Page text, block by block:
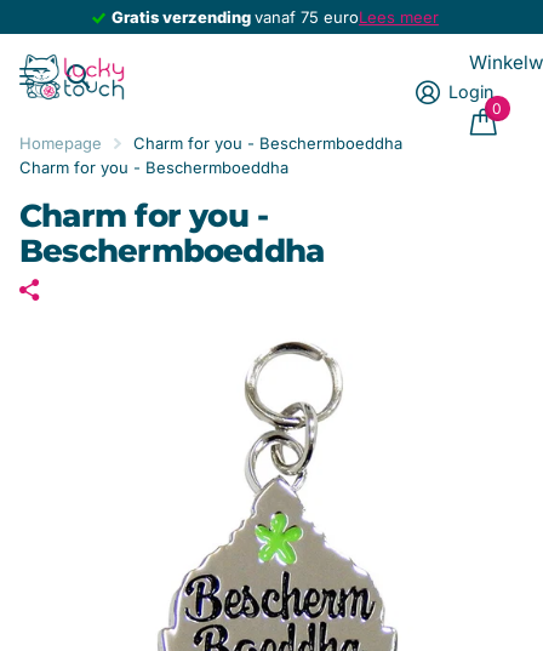
Gratis verzendingvanaf 75 euroLees meer
Gratis verzending
Login
0
Homepage
Charm for you - Beschermboeddha
Charm for you - Beschermboeddha
Charm for you -
Beschermboeddha